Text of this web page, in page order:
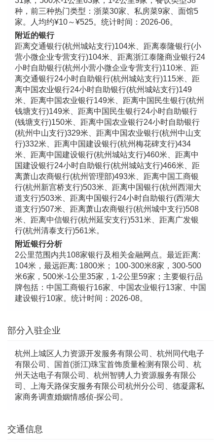
种，前三种热门类型：浙菜30家、私房菜9家、面馆5
家。人均约¥10～¥525。统计时间：2026-06。
附近的银行
距离交通银行(杭州城站支行)104米、距离泰隆银行(小
营小微企业专营支行)104米、距离浙江泰隆商业银行24
小时自助银行(杭州小营小微企业专营支行)110米、距
离交通银行24小时自助银行(杭州城站支行)115米、距
离中国农业银行24小时自助银行(杭州城站支行)149
米、距离中国农业银行149米、距离中国民生银行(杭州
钱塘支行)149米、距离中国民生银行24小时自助银行
(钱塘支行)150米、距离中国农业银行24小时自助银行
(杭州中山支行)329米、距离中国农业银行(杭州中山支
行)332米、距离中国建设银行(杭州梅花碑支行)434
米、距离中国建设银行(杭州城站支行)460米、距离中
国建设银行24小时自助银行(杭州城站支行)466米、距
离萧山农商银行(杭州管理部)493米、距离中国工商银
行(杭州新宫桥支行)503米、距离中国银行(杭州西湖大
道支行)503米、距离中国银行24小时自助银行(西湖大
道支行)507米、距离萧山农商银行(杭州城中支行)508
米、距离中信银行(杭州延安支行)531米、距离广发银
行(杭州清泰支行)561米。
附近银行分析
2公里范围内共108家银行及相关金融网点。最近距离:
104米，最远距离: 1800米； 100-300米8家，300-500
米6家，500米-1公里35家，1-2公里59家；主要银行品
牌包括：中国工商银行16家、中国农业银行13家、中国
建设银行10家。统计时间：2026-08。
部分入驻企业
杭州上城区人力资源开发服务有限公司、杭州同代电子
有限公司、国首(浙江)珠宝首饰质量检测有限公司、杭
州天达电子有限公司、杭州智骋人力资源服务有限公
司、上海天路保安服务有限公司杭州分公司、德凝露私
家商务调查婚姻情感侦-探公司。
交通信息